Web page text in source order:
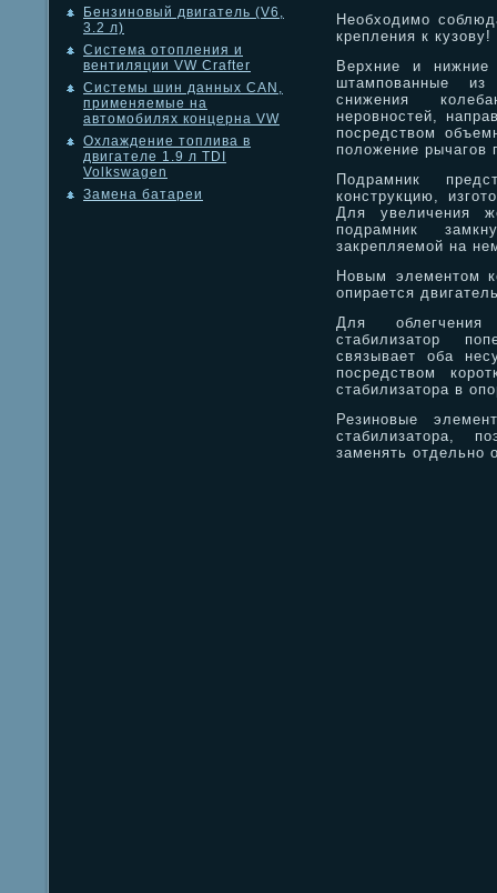
Бензиновый двигатель (V6,
3.2 л)
Система отопления и
вентиляции VW Crafter
Системы шин данных CAN,
применяемые на
автомобилях концерна VW
Охлаждение топлива в
двигателе 1.9 л TDI
Volkswagen
Замена батареи
Необходимо
крепления к кузову!
Верхние и нижние
штампованные
снижения
неровностей,
посредством
положение рычагов
Подрамник
конструкцию,
Для увеличения
подрамник
закрепляемой на
Новым элементом
опирается
Для облегчения
стабилизатор
связывает оба
посредством
стабилизатора в
Резиновые
стабилизатора,
заменять отдельно